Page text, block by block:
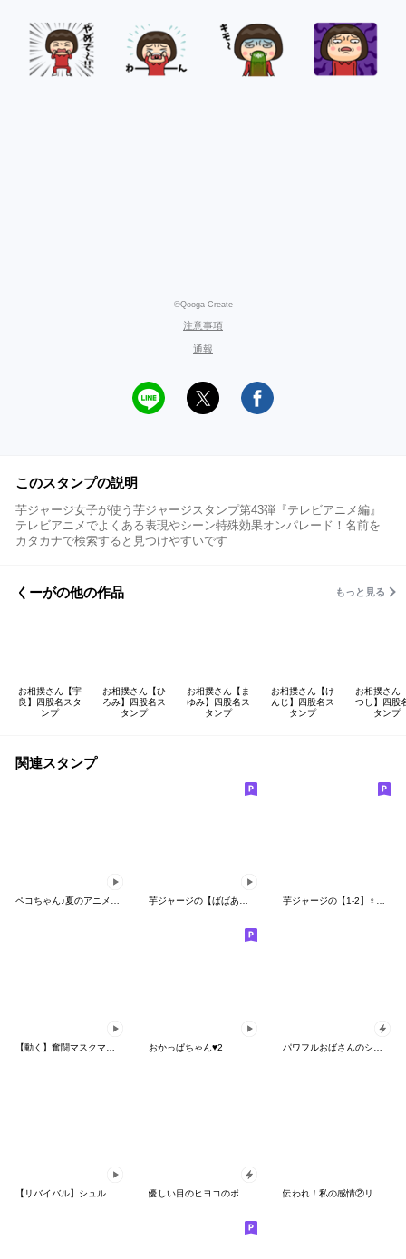
©Qooga Create
注意事項
通報
このスタンプの説明
芋ジャージ女子が使う芋ジャージスタンプ第43弾『テレビアニメ編』
テレビアニメでよくある表現やシーン特殊効果オンパレード！名前を
カタカナで検索すると見つけやすいです
くーがの他の作品 もっと見る
お相撲さん【宇
良】四股名スタ
ンプ
お相撲さん【ひ
ろみ】四股名ス
タンプ
お相撲さん【ま
ゆみ】四股名ス
タンプ
お相撲さん【け
んじ】四股名ス
タンプ
お相撲さん
つし】四股
タンプ
関連スタンプ
ペコちゃん♪夏のアニメーションスタンプ 芋ジャージの【ばばあ】♀昭和死語 芋ジャージの【1-2】♀決めポーズ２
おかっぱちゃん♥2